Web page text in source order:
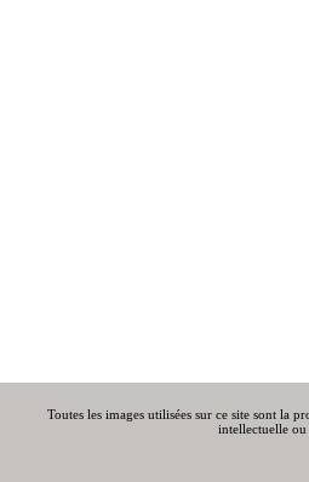
Toutes les images utilisées sur ce site sont la
intellectuelle ou